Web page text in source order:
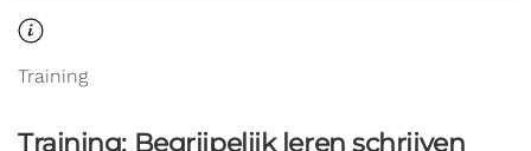
Training
Training: Begrijpelijk leren schrijven